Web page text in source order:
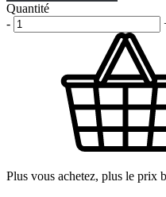
Quantité
-
Plus vous achetez, plus le prix